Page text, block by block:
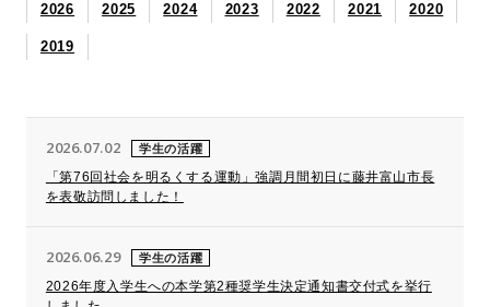
2026 2025 2024 2023 2022 2021 2020
2019
2026.07.02 学生の活躍
「第76回社会を明るくする運動」強調月間初日に藤井富山市長
を表敬訪問しました！
2026.06.29 学生の活躍
2026年度入学生への本学第2種奨学生決定通知書交付式を挙行